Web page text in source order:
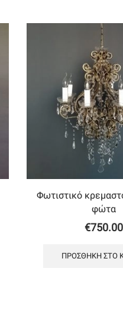
Φωτιστικό
φώτα
€750.00
ΠΡΟΣΘΉΚΗ ΣΤΟ